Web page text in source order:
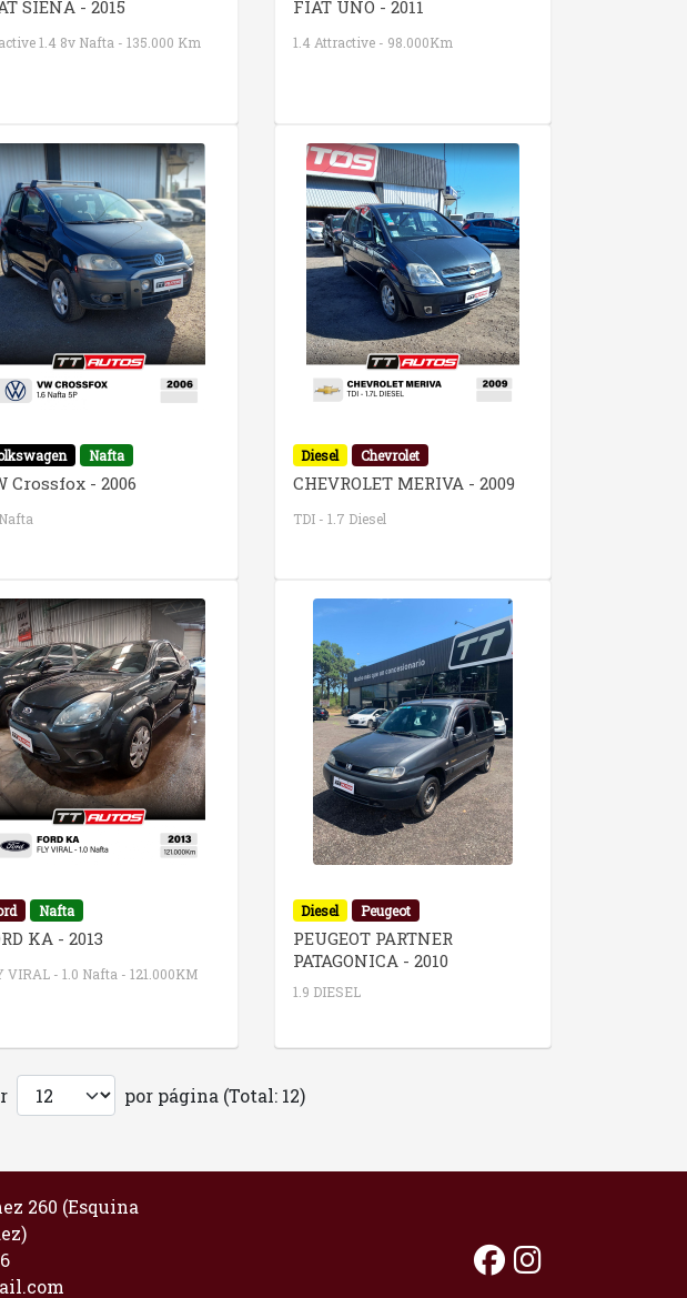
SIENA - 2015
1.4 8v Nafta - 135.000 Km
FIAT UNO - 2011
1.4 Attractive - 98.000Km
Nafta
Crossfox - 2006
Diesel Chevrolet
CHEVROLET MERIVA - 2009
TDI - 1.7 Diesel
Nafta
KA - 2013
VIRAL - 1.0 Nafta - 121.000KM
Diesel Peugeot
PEUGEOT PARTNER
PATAGONICA - 2010
1.9 DIESEL
por página (Total: 12)
260 (Esquina